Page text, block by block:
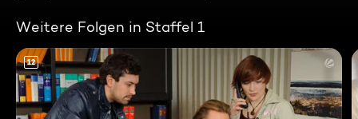
Weitere Folgen in Staffel 1
12